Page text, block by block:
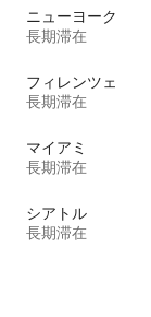
ニューヨーク
長期滞在
フィレンツェ
長期滞在
マイアミ
長期滞在
シアトル
長期滞在